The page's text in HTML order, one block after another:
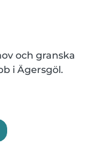
och granska
i Ägersgöl.